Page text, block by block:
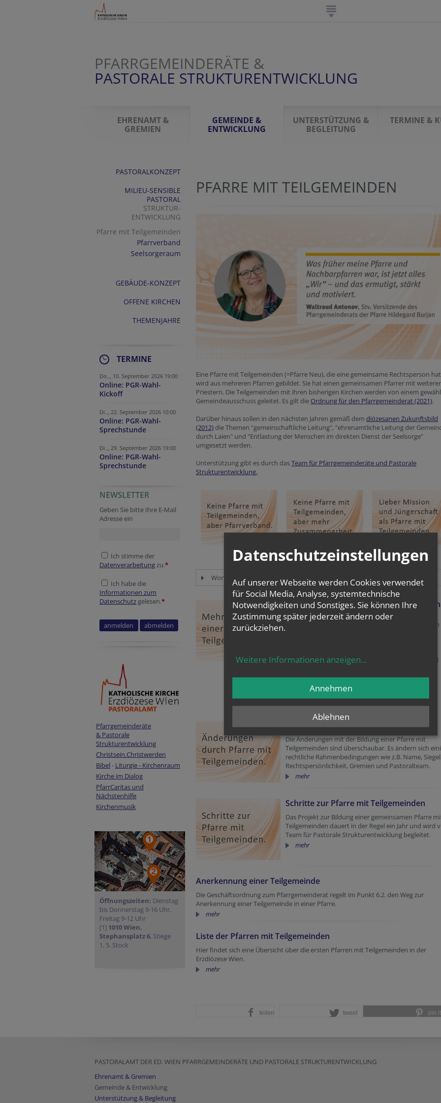
PFARRGEMEINDERÄTE &
PASTORALE STRUKTURENTWICKLUNG
EHRENAMT &
GREMIEN
GEMEINDE &
ENTWICKLUNG
UNTERSTÜTZUNG &
BEGLEITUNG
TERMINE &
PASTORALKONZEPT
MILIEU-SENSIBLE
PASTORAL
STRUKTUR-
ENTWICKLUNG
Pfarre mit Teilgemeinden
Pfarrverband
Seelsorgeraum
GEBÄUDE-KONZEPT
OFFENE KIRCHEN
THEMENJAHRE
TERMINE
Do.., 10. September 2026 19:00
Online: PGR-Wahl-
Kickoff
Di.., 22. September 2026 10:00
Online: PGR-Wahl-
Sprechstunde
Di.., 29. September 2026 19:00
Online: PGR-Wahl-
Sprechstunde
Company website
Company website
Security token
Verification code
Secondary phone
Session ID
Reference
NEWSLETTER
Geben Sie bitte Ihre E-Mail
Adresse ein
Ich stimme der
Datenverarbeitungzu.*
Ich habe die
Informationen zum
Datenschutz gelesen.*
Pfarrgemeinderäte
& Pastorale
Strukturentwicklung
Christsein.Christwerden
Bibel - Liturgie - Kirchenraum
Kirche im Dialog
PfarrCaritas und
Nächstenhilfe
Kirchenmusik
Öffnungszeiten: Dienstag
bis Donnerstag 9-16 Uhr,
Freitag 9-12 Uhr
[1] 1010 Wien,
Stephansplatz 6, Stiege
1, 5. Stock
PFARRE MIT TEILGEMEINDEN
Eine Pfarre mit Teilgemeinden (=Pfarre Neu), die eine gemeinsame Rechtsperson
wird aus mehreren Pfarren gebildet. Sie hat einen gemeinsamen Pfarrer mit
Priestern. Die Teilgemeinden mit ihren bisherigen Kirchen werden von einem
Gemeindeausschuss geleitet. Es gilt die Ordnung für den Pfarrgemeinderat (2021).
Darüber hinaus sollen in den nächsten Jahren gemäß dem diözesanen Zukunftsbild
(2012) die Themen "gemeinschaftliche Leitung", "ehrenamtliche Leitung der
durch Laien" und "Entlastung der Menschen im direkten Dienst der Seelsorge"
umgesetzt werden.
Unterstützung gibt es durch dasTeam für Pfarrgemeinderäte und Pastorale
Strukturentwicklung.
Wortlaut des Hirtenbriefs zum Thema Pfarre mit Teilgemeinden (=Pfarre Neu)
Mehrwert einer Pfarre mit Teilgemeinden
Mehrere Teilgemeinden stemmen
Mehr Verantwortung für getaufte Frauen und
Großer finanzieller Gestaltungsspielraum und
Solidarität.
Was ändert sich?
Die Änderungen mit der Bildung einer Pfarre mit
Teilgemeinden sind überschaubar. Es ändern sich
rechtliche Rahmenbedingungen wie z.B. Name,
Rechtspersönlichkeit, Gremien und Pastoralteam.
mehr
Schritte zur Pfarre mit Teilgemeinden
Das Projekt zur Bildung einer gemeinsamen Pfarre
Teilgemeinden dauert in der Regel ein Jahr und wird
Team für Pastorale Strukturentwicklung begleitet.
mehr
Anerkennung einer Teilgemeinde
Die Geschäftsordnung zum Pfarrgemeinderat regelt im Punkt 6.2. den Weg zur
Anerkennung einer Teilgemeinde in einer Pfarre.
mehr
Liste der Pfarren mit Teilgemeinden
Hier findet sich eine Übersicht über die ersten Pfarren mit Teilgemeinden in der
Erzdiözese Wien.
mehr
teilen tweet pin it
PASTORALAMT DER ED. WIEN PFARRGEMEINDERÄTE UND PASTORALE STRUKTURENTWICKLUNG
Ehrenamt & Gremien
Gemeinde & Entwicklung
Unterstützung & Begleitung
Datenschutzeinstellungen
Auf unserer Webseite werden Cookies verwendet
für Social Media, Analyse, systemtechnische
Notwendigkeiten und Sonstiges. Sie können Ihre
Zustimmung später jederzeit ändern oder
zurückziehen.
Weitere Informationen anzeigen...
Ablehnen
Annehmen